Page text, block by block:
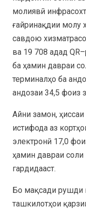
молиявӣ
ғайринақдии молу
савдою
ва 19 708 адад
ба ҳамин давраи
терминалҳо ба
андозаи 34,5 фоиз
Айни замон,
истифода аз
электронӣ 17,0
ҳамин давраи
гардидааст.
Бо мақсади рушди
ташкилотҳои